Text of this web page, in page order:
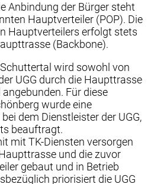
Anbindung der Bürger steht
Hauptverteiler (POP). Die
Hauptverteilers erfolgt stets
(Backbone).
wird sowohl von
UGG durch die Haupttrasse
Für diese
wurde eine
dem Dienstleister der UGG,
beauftragt.
mit TK-Diensten versorgen
und die zuvor
gebaut und in Betrieb
priorisiert die UGG